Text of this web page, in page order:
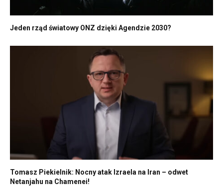
Jeden rząd światowy ONZ dzięki Agendzie 2030?
Tomasz Piekielnik: Nocny atak Izraela na Iran – odwet
Netanjahu na Chamenei!